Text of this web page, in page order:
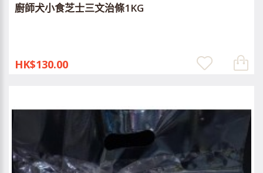
廚師犬小食芝士三文治條1KG
HK$130.00